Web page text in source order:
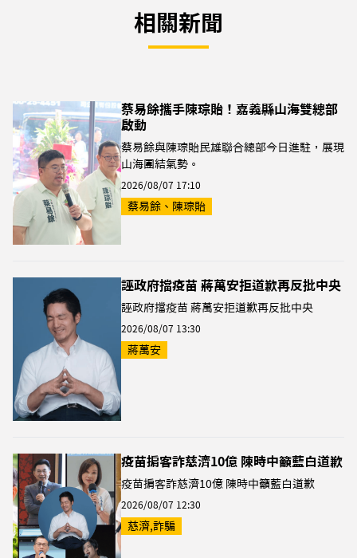
相關新聞
蔡易餘攜手陳琮貽！嘉義縣山海雙總部
啟動
蔡易餘與陳琮貽民雄聯合總部今日進駐，展現
山海團結氣勢。
2026/08/07 17:10
蔡易餘、陳琮貽
誣政府擋疫苗 蔣萬安拒道歉再反批中央
誣政府擋疫苗 蔣萬安拒道歉再反批中央
2026/08/07 13:30
蔣萬安
疫苗掮客詐慈濟10億 陳時中籲藍白道歉
疫苗掮客詐慈濟10億 陳時中籲藍白道歉
2026/08/07 12:30
慈濟,詐騙